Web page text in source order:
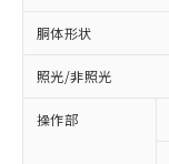
胴体形状
照光/非照光
操作部